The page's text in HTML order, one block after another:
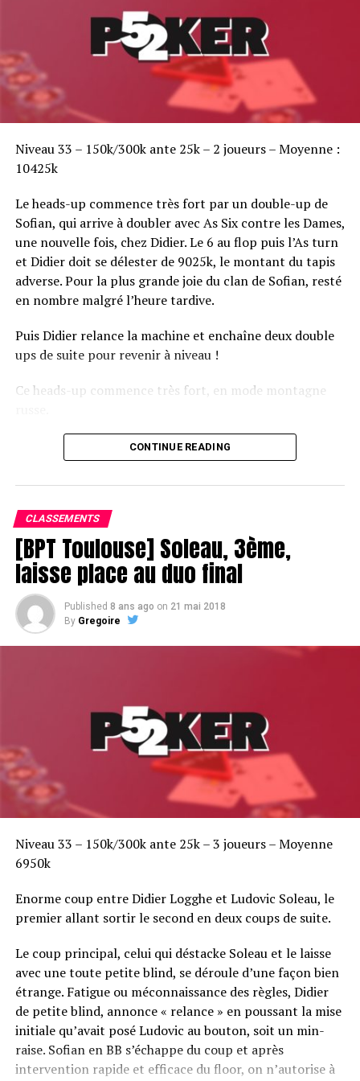
Niveau 33 – 150k/300k ante 25k – 2 joueurs – Moyenne :
10425k
Le heads-up commence très fort par un double-up de
Sofian, qui arrive à doubler avec As Six contre les Dames,
une nouvelle fois, chez Didier. Le 6 au flop puis l’As turn
et Didier doit se délester de 9025k, le montant du tapis
adverse. Pour la plus grande joie du clan de Sofian, resté
en nombre malgré l’heure tardive.
Puis Didier relance la machine et enchaîne deux double
ups de suite pour revenir à niveau !
Ce heads-up commence très fort, en mode montagne
Le champagne va réchauffer si les deux finalistes ne se décident pas !
CONTINUE READING
CLASSEMENTS
[BPT Toulouse] Soleau, 3ème,
laisse place au duo final
Published 8 ans ago on 21 mai 2018
By Gregoire
Niveau 33 – 150k/300k ante 25k – 3 joueurs – Moyenne
6950k
Enorme coup entre Didier Logghe et Ludovic Soleau, le
premier allant sortir le second en deux coups de suite.
Le coup principal, celui qui déstacke Soleau et le laisse
avec une toute petite blind, se déroule d’une façon bien
étrange. Fatigue ou méconnaissance des règles, Didier
de petite blind, annonce « relance » en poussant la mise
initiale qu’avait posé Ludovic au bouton, soit un min-
raise. Sofian en BB s’échappe du coup et après
intervention rapide et efficace du floor, on n’autorise à